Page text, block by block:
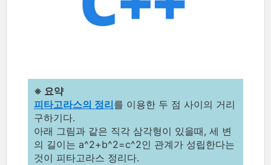
※ 요약
피타고라스의 정리를 이용한 두 점 사이의 거리
구하기다.
아래 그림과 같은 직각 삼각형이 있을때, 세 변
의 길이는 a^2+b^2=c^2인 관계가 성립한다는
것이 피타고라스 정리다.